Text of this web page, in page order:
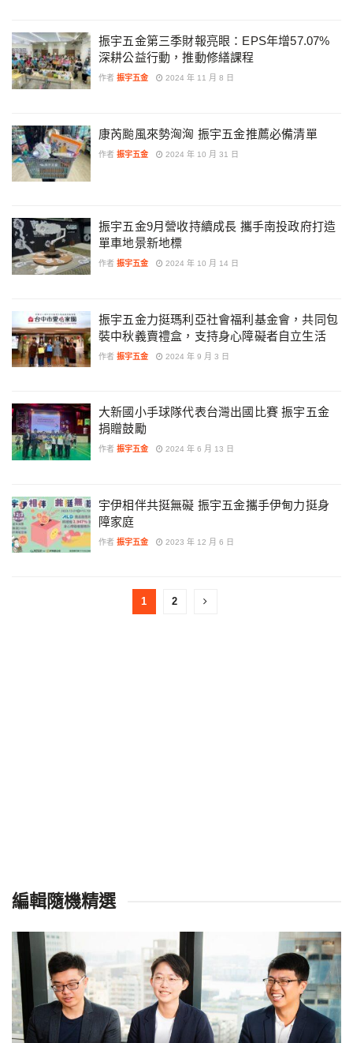
振宇五金第三季財報亮眼：EPS年增57.07%
深耕公益行動，推動修繕課程
作者 振宇五金 2024 年 11 月 8 日
康芮颱風來勢洶洶 振宇五金推薦必備清單
作者 振宇五金 2024 年 10 月 31 日
振宇五金9月營收持續成長 攜手南投政府打造
單車地景新地標
作者 振宇五金 2024 年 10 月 14 日
振宇五金力挺瑪利亞社會福利基金會，共同包
裝中秋義賣禮盒，支持身心障礙者自立生活
作者 振宇五金 2024 年 9 月 3 日
大新國小手球隊代表台灣出國比賽 振宇五金
捐贈鼓勵
作者 振宇五金 2024 年 6 月 13 日
宇伊相伴共挺無礙 振宇五金攜手伊甸力挺身
障家庭
作者 振宇五金 2023 年 12 月 6 日
1 2
編輯隨機精選